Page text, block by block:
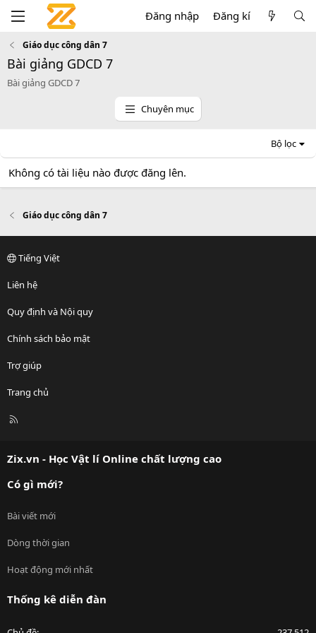
Đăng nhập Đăng kí
Giáo dục công dân 7
Bài giảng GDCD 7
Bài giảng GDCD 7
Chuyên mục
Bộ lọc
Không có tài liệu nào được đăng lên.
Giáo dục công dân 7
Tiếng Việt
Liên hệ
Quy định và Nội quy
Chính sách bảo mật
Trợ giúp
Trang chủ
R
Zix.vn - Học Vật lí Online chất lượng cao
Có gì mới?
Bài viết mới
Dòng thời gian
Hoạt động mới nhất
Thống kê diễn đàn